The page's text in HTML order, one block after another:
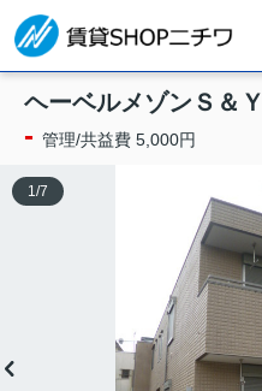
ヘーベルメゾンＳ＆Ｙ
- 管理/共益費 5,000円
1 /7